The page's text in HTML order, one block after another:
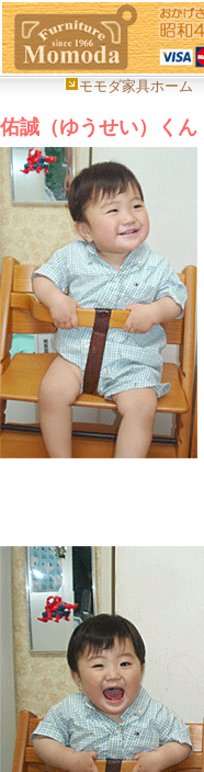
モモダ家具ホーム
佑誠（ゆうせい）くん